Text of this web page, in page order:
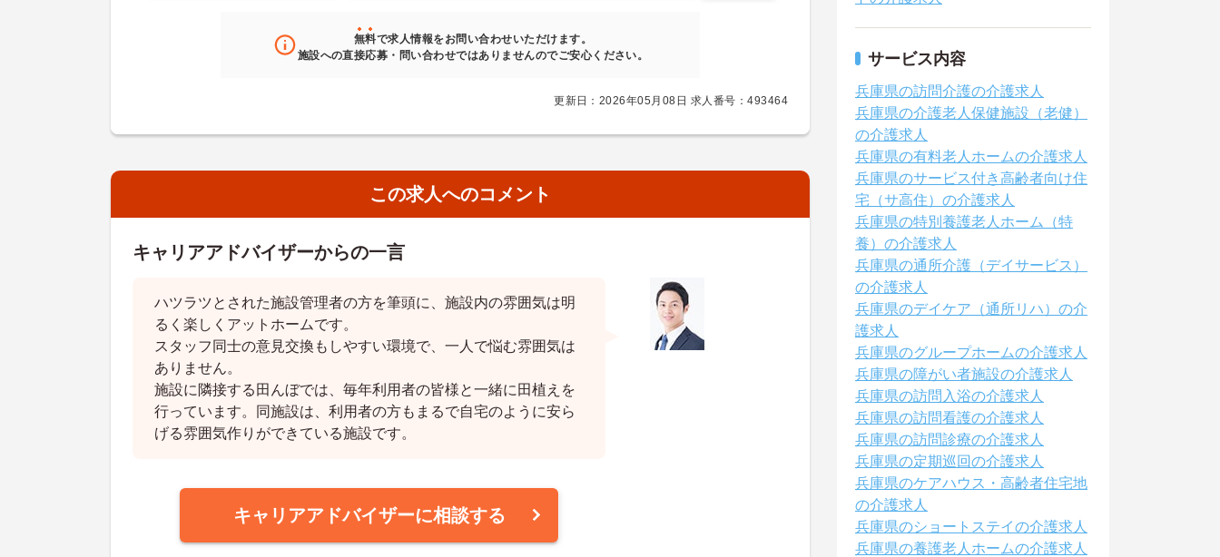
無料で求人情報をお問い合わせいただけます。
施設への直接応募・問い合わせではありませんのでご安心ください。
更新日：2026年05月08日 求人番号：493464
この求人へのコメント
キャリアアドバイザーからの一言
ハツラツとされた施設管理者の方を筆頭に、施設内の雰囲気は明
るく楽しくアットホームです。
スタッフ同士の意見交換もしやすい環境で、一人で悩む雰囲気は
ありません。
施設に隣接する田んぼでは、毎年利用者の皆様と一緒に田植えを
行っています。同施設は、利用者の方もまるで自宅のように安ら
げる雰囲気作りができている施設です。
キャリアアドバイザーに相談する
サービス内容
兵庫県の訪問介護の介護求人
兵庫県の介護老人保健施設（老健）
の介護求人
兵庫県の有料老人ホームの介護求人
兵庫県のサービス付き高齢者向け住
宅（サ高住）の介護求人
兵庫県の特別養護老人ホーム（特
養）の介護求人
兵庫県の通所介護（デイサービス）
の介護求人
兵庫県のデイケア（通所リハ）の介
護求人
兵庫県のグループホームの介護求人
兵庫県の障がい者施設の介護求人
兵庫県の訪問入浴の介護求人
兵庫県の訪問看護の介護求人
兵庫県の訪問診療の介護求人
兵庫県の定期巡回の介護求人
兵庫県のケアハウス・高齢者住宅地
の介護求人
兵庫県のショートステイの介護求人
兵庫県の養護老人ホームの介護求人